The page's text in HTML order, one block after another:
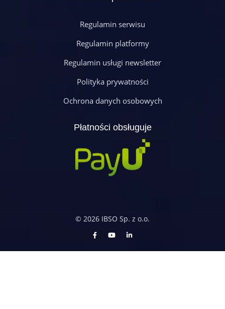
Regulamin serwisu
Regulamin platformy
Regulamin usługi newsletter
Polityka prywatności
Ochrona danych osobowych
Płatności obsługuje
© 2026 IBSO Sp. z o.o.